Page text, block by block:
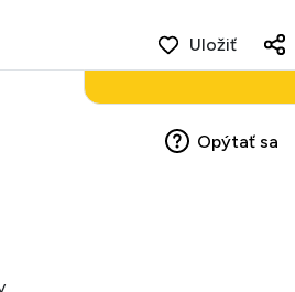
Uložiť
Opýtať sa